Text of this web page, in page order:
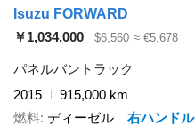
Isuzu FORWARD
￥1,034,000
$6,560 ≈ €5,678
パネルバントラック
2015
915,000 km
燃料 ディーゼル 右ハンドル